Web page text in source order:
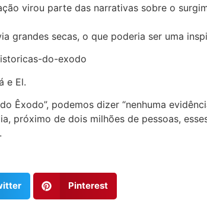
virou parte das narrativas sobre o
grandes secas, o que poderia ser uma
do-exodo
e El.
podemos dizer “nenhuma
próximo de dois milhões de pessoas,
Pinterest